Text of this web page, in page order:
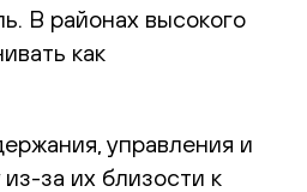
В районах высокого
как
управления и
за их близости к